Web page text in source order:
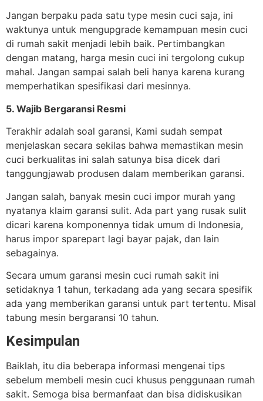
Jangan berpaku pada satu type mesin cuci saja, ini
waktunya untuk mengupgrade kemampuan mesin cuci
di rumah sakit menjadi lebih baik. Pertimbangkan
dengan matang, harga mesin cuci ini tergolong cukup
mahal. Jangan sampai salah beli hanya karena kurang
memperhatikan spesifikasi dari mesinnya.
5. Wajib Bergaransi Resmi
Terakhir adalah soal garansi, Kami sudah sempat
menjelaskan secara sekilas bahwa memastikan mesin
cuci berkualitas ini salah satunya bisa dicek dari
tanggungjawab produsen dalam memberikan garansi.
Jangan salah, banyak mesin cuci impor murah yang
nyatanya klaim garansi sulit. Ada part yang rusak sulit
dicari karena komponennya tidak umum di Indonesia,
harus impor sparepart lagi bayar pajak, dan lain
sebagainya.
Secara umum garansi mesin cuci rumah sakit ini
setidaknya 1 tahun, terkadang ada yang secara spesifik
ada yang memberikan garansi untuk part tertentu. Misal
tabung mesin bergaransi 10 tahun.
Kesimpulan
Baiklah, itu dia beberapa informasi mengenai tips
sebelum membeli mesin cuci khusus penggunaan rumah
sakit. Semoga bisa bermanfaat dan bisa didiskusikan